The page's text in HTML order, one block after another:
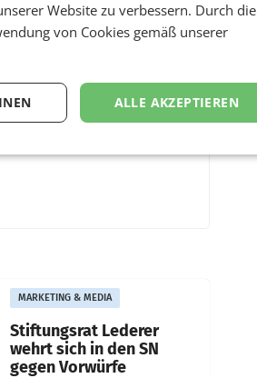
MARKETING & MEDIA
Stiftungsrat Lederer
wehrt sich in den SN
gegen Vorwürfe
Website zu verbessern. Durch die
von Cookies gemäß unserer
ALLE AKZEPTIEREN